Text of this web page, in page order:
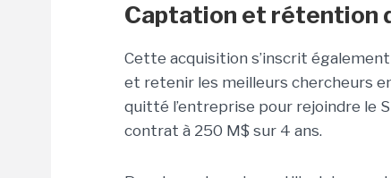
Captation et rétention
Cette acquisition s’inscrit
et retenir les meilleurs chercheurs
quitté l’entreprise pour rejoindre le
contrat à 250 M$ sur 4 ans.